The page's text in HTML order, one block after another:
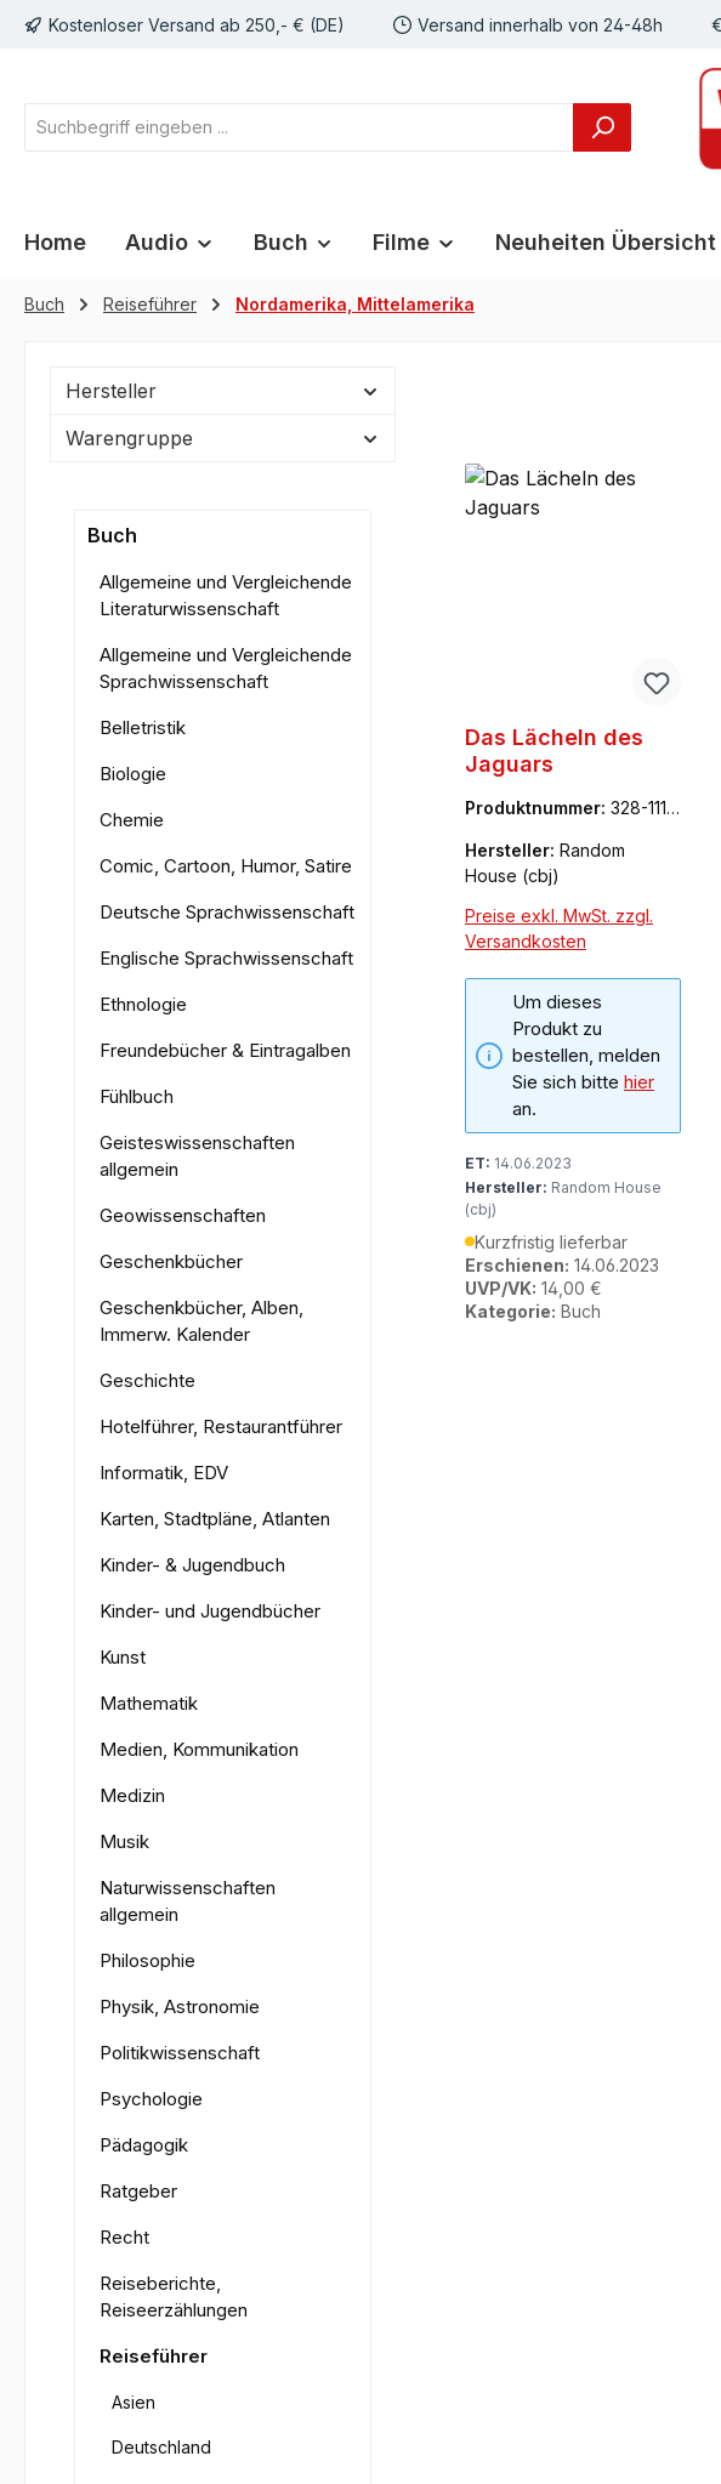
Zur Hauptnavigation springen
Kostenloser Versand ab 250,- € (DE) Versand innerhalb von 24-48h
Home Audio Buch Filme Neuheiten Übersicht
Buch Reiseführer Nordamerika, Mittelamerika
Hersteller
Warengruppe
Buch
Allgemeine und Vergleichende
Literaturwissenschaft
Allgemeine und Vergleichende
Sprachwissenschaft
Belletristik
Biologie
Chemie
Comic, Cartoon, Humor, Satire
Deutsche Sprachwissenschaft
Englische Sprachwissenschaft
Ethnologie
Freundebücher & Eintragalben
Fühlbuch
Geisteswissenschaften
allgemein
Geowissenschaften
Geschenkbücher
Geschenkbücher, Alben,
Immerw. Kalender
Geschichte
Hotelführer, Restaurantführer
Informatik, EDV
Karten, Stadtpläne, Atlanten
Kinder- & Jugendbuch
Kinder- und Jugendbücher
Kunst
Mathematik
Medien, Kommunikation
Medizin
Musik
Naturwissenschaften
allgemein
Philosophie
Physik, Astronomie
Politikwissenschaft
Psychologie
Pädagogik
Ratgeber
Recht
Reiseberichte,
Reiseerzählungen
Reiseführer
Asien
Deutschland
Das Lächeln des
Jaguars
Produktnummer: 328-1111
Hersteller: Random
House (cbj)
Preise exkl. MwSt. zzgl.
Versandkosten
Um dieses
Produkt zu
bestellen, melden
Sie sich bitte hier
an.
ET: 14.06.2023
Hersteller: Random House
(cbj)
Kurzfristig lieferbar
Erschienen: 14.06.2023
UVP/VK: 14,00 €
Kategorie: Buch